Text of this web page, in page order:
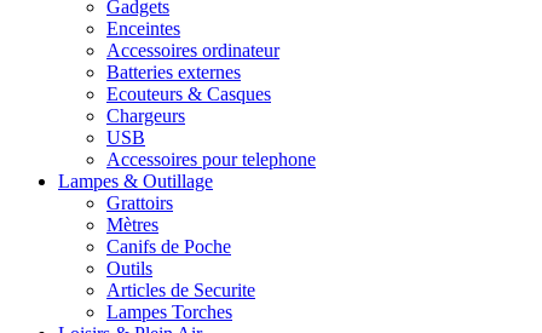
Gadgets
Enceintes
Accessoires ordinateur
Batteries externes
Ecouteurs & Casques
Chargeurs
USB
Accessoires pour telephone
Lampes & Outillage
Grattoirs
Mètres
Canifs de Poche
Outils
Articles de Securite
Lampes Torches